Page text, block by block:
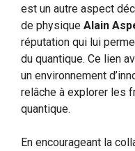
est un autre aspect
de physique Alain
réputation qui lui
du quantique. Ce lien
un environnement
relâche à explorer les
quantique.
En encourageant la